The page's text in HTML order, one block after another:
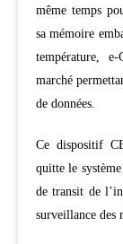
même temps
sa mémoire
température,
marché
de données.
Ce dispositif
quitte le
de transit de
surveillance des